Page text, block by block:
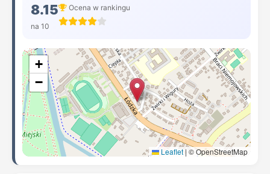
8.15
na 10
Ocena w rankingu
+
−
Leaflet | © OpenStreetMap